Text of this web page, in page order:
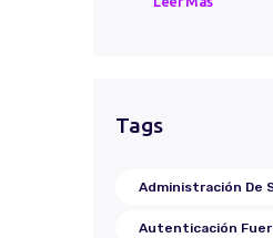
Tags
Administración De
Autenticación